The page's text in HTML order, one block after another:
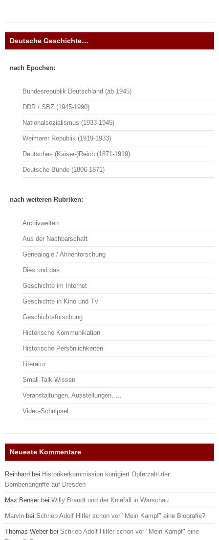
Deutsche Geschichte…
nach Epochen:
Bundesrepublik Deutschland (ab 1945)
DDR / SBZ (1945-1990)
Nationalsozialismus (1933-1945)
Weimarer Republik (1919-1933)
Deutsches (Kaiser-)Reich (1871-1919)
Deutsche Bünde (1806-1871)
nach weiteren Rubriken:
Archivwelten
Aus der Nachbarschaft
Genealogie / Ahnenforschung
Dies und das
Geschichte im Internet
Geschichte in Kino und TV
Geschichtsforschung
Historische Kommunikation
Historische Persönlichkeiten
Literatur
Small-Talk-Wissen
Veranstaltungen, Ausstellungen, …
Video-Schnipsel
Neueste Kommentare
Reinhard bei Historikerkommission korrigiert Opferzahl der
Bombenangriffe auf Dresden
Max Benser bei Willy Brandt und der Kniefall in Warschau
Marvin bei Schrieb Adolf Hitler schon vor "Mein Kampf" eine Biografie?
Thomas Weber bei Schrieb Adolf Hitler schon vor "Mein Kampf" eine